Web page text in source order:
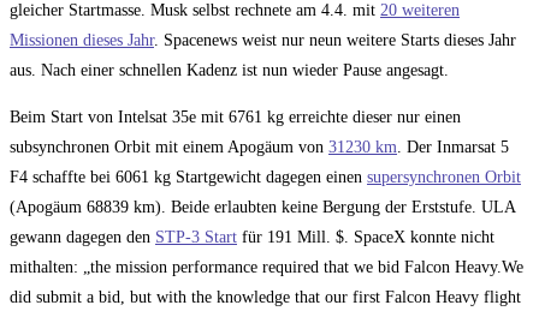
gleicher Startmasse. Musk selbst rechnete am 4.4. mit 20 weiteren
Missionen dieses Jahr. Spacenews weist nur neun weitere Starts dieses Jahr
aus. Nach einer schnellen Kadenz ist nun wieder Pause angesagt.
Beim Start von Intelsat 35e mit 6761 kg erreichte dieser nur einen
subsynchronen Orbit mit einem Apogäum von 31230 km . Der Inmarsat 5
F4 schaffte bei 6061 kg Startgewicht dagegen einen supersynchronen Orbit
(Apogäum 68839 km). Beide erlaubten keine Bergung der Erststufe. ULA
gewann dagegen den STP-3 Start für 191 Mill. $. SpaceX konnte nicht
mithalten: „the mission performance required that we bid Falcon Heavy.We
did submit a bid, but with the knowledge that our first Falcon Heavy flight